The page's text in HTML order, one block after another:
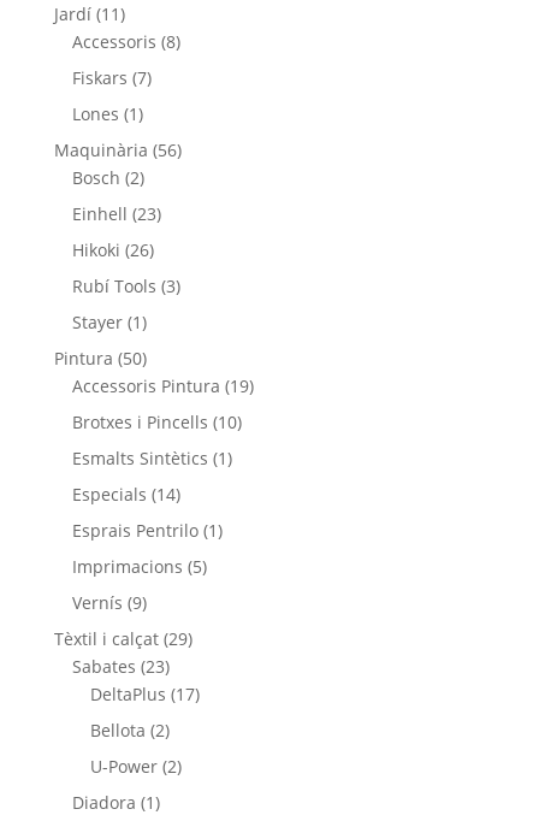
Jardí 1111
productes
Accessoris 88
Fiskars 77
Lones 11
producte
Maquinària 5656
Bosch 22
productes
Einhell 2323
Hikoki 2626
productes
Rubí Tools 33
Stayer 11
producte
Pintura 5050
productes
Accessoris Pintura 1919
Brotxes i Pincells 1010
Esmalts Sintètics 11
Especials 1414
productes
Esprais Pentrilo 11
Imprimacions 55
Vernís 99
productes
Tèxtil i calçat 2929
Sabates 2323
productes
DeltaPlus 1717
Bellota 22
productes
U-Power 22
Diadora 11